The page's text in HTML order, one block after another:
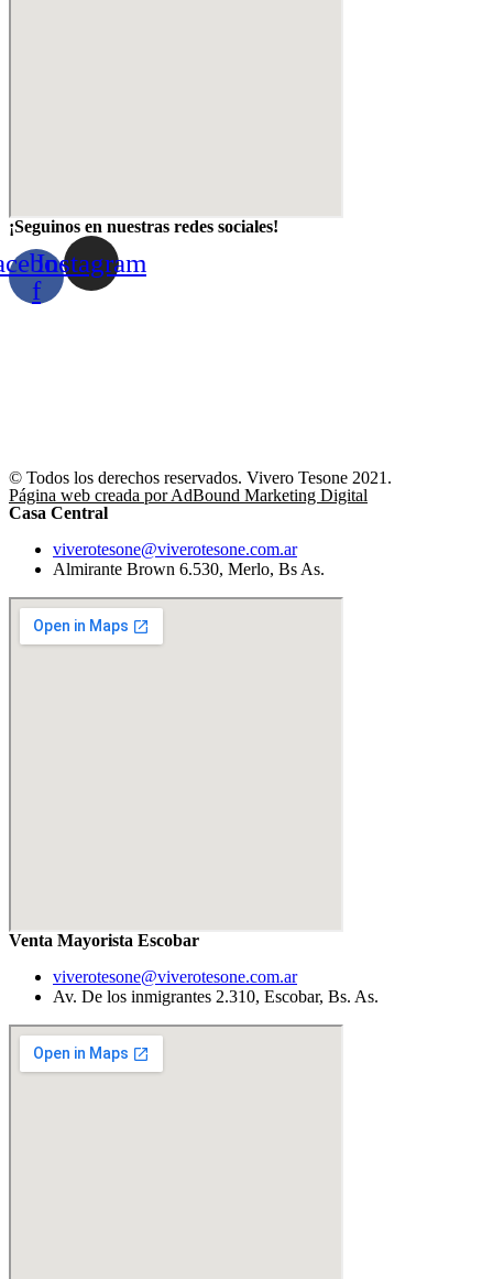
¡Seguinos en nuestras redes sociales!
f
Instagram
© Todos los derechos reservados. Vivero Tesone 2021.
Página web creada por AdBound Marketing Digital
Casa Central
viverotesone@viverotesone.com.ar
Almirante Brown 6.530, Merlo, Bs As.
Venta Mayorista Escobar
viverotesone@viverotesone.com.ar
Av. De los inmigrantes 2.310, Escobar, Bs. As.